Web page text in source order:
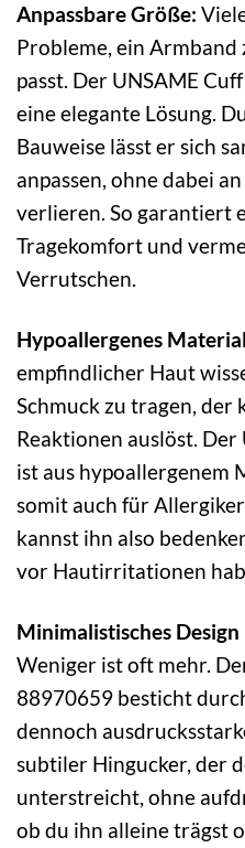
Anpassbare Größe:
Probleme, ein Armband
passt. Der UNSAME
eine elegante Lösung.
Bauweise lässt er sich
anpassen, ohne dabei
verlieren. So garantiert
Tragekomfort und
Verrutschen.
Hypoallergenes
empfindlicher Haut
Schmuck zu tragen, der
Reaktionen auslöst.
ist aus hypoallergenem
somit auch für
kannst ihn also
vor Hautirritationen
Minimalistisches
Weniger ist oft mehr.
88970659 besticht
dennoch
subtiler Hingucker, der
unterstreicht, ohne
ob du ihn alleine trägst